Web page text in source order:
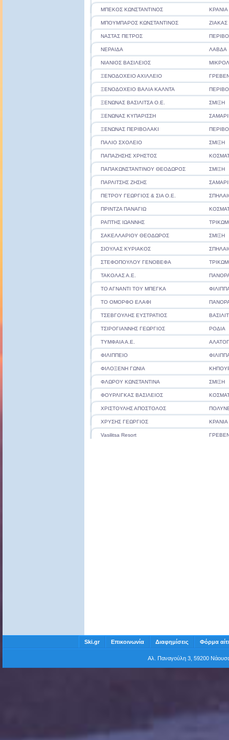
ΜΠΕΚΟΣ ΚΩΝΣΤΑΝΤΙΝΟΣ ΚΡΑΝΙΑ
ΜΠΟΥΜΠΑΡΟΣ ΚΩΝΣΤΑΝΤΙΝΟΣ ΖΙΑΚΑΣ
ΝΑΣΤΑΣ ΠΕΤΡΟΣ
ΝΕΡΑΙΔΑ ΛΑΒΔΑ
ΝΙΑΝΙΟΣ ΒΑΣΙΛΕΙΟΣ
ΞΕΝΟΔΟΧΕΙΟ ΑΧΙΛΛΕΙΟ
ΞΕΝΟΔΟΧΕΙΟ ΒΑΛΙΑ ΚΑΛΝΤΑ
ΞΕΝΩΝΑΣ ΒΑΣΙΛΙΤΣΑ Ο.Ε. ΣΜΙΞΗ
ΞΕΝΩΝΑΣ ΚΥΠΑΡΙΣΣΗ
ΞΕΝΩΝΑΣ ΠΕΡΙΒΟΛΑΚΙ
ΠΑΛΙΟ ΣΧΟΛΕΙΟ ΣΜΙΞΗ
ΠΑΠΑΖΗΣΗΣ ΧΡΗΣΤΟΣ
ΠΑΠΑΚΩΝΣΤΑΝΤΙΝΟΥ ΘΕΟΔΩΡΟΣ ΣΜΙΞΗ
ΠΑΡΛΙΤΣΗΣ ΖΗΣΗΣ
ΠΕΤΡΟΥ ΓΕΩΡΓΙΟΣ & ΣΙΑ Ο.Ε.
ΠΡΙΝΤΖΑ ΠΑΝΑΓΙΩ
ΡΑΠΤΗΣ ΙΩΑΝΝΗΣ
ΣΑΚΕΛΛΑΡΙΟΥ ΘΕΟΔΩΡΟΣ ΣΜΙΞΗ
ΣΙΟΥΛΑΣ ΚΥΡΙΑΚΟΣ
ΣΤΕΦΟΠΟΥΛΟΥ ΓΕΝΟΒΕΦΑ
ΤΑΚΟΛΑΣ Α.Ε.
ΤΟ ΑΓΝΑΝΤΙ ΤΟΥ ΜΠΕΓΚΑ
ΤΟ ΟΜΟΡΦΟ ΕΛΑΦΙ
ΤΣΕΒΓΟΥΛΗΣ ΕΥΣΤΡΑΤΙΟΣ
ΤΣΙΡΟΓΙΑΝΝΗΣ ΓΕΩΡΓΙΟΣ ΡΟΔΙΑ
ΤΥΜΦΑΙΑ Α.Ε.
ΦΙΛΙΠΠΕΙΟ
ΦΙΛΟΞΕΝΗ ΓΩΝΙΑ
ΦΛΩΡΟΥ ΚΩΝΣΤΑΝΤΙΝΑ ΣΜΙΞΗ
ΦΟΥΡΛΙΓΚΑΣ ΒΑΣΙΛΕΙΟΣ
ΧΡΙΣΤΟΥΛΗΣ ΑΠΟΣΤΟΛΟΣ
ΧΡΥΣΗΣ ΓΕΩΡΓΙΟΣ ΚΡΑΝΙΑ
Vasilitsa Resort
Ski.gr Επικοινωνία Διαφημίσεις Φόρμα
Αλ. Παναγούλη 3, 59200